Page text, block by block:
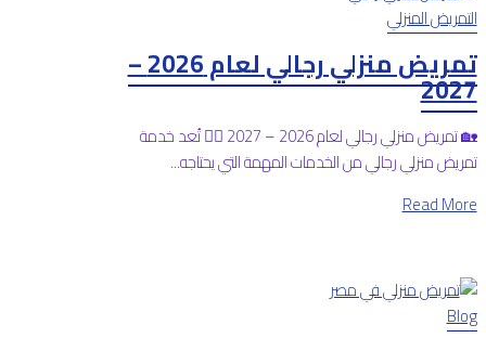
التمريض المنزلي
تمريض منزلي رجالي لعام 2026 –
2027
🏡 تمريض منزلي رجالي لعام 2026 – 2027 👨‍⚕️ تُعد خدمة
تمريض منزلي رجالي من الخدمات المهمة التي يحتاجه...
Read More
Blog